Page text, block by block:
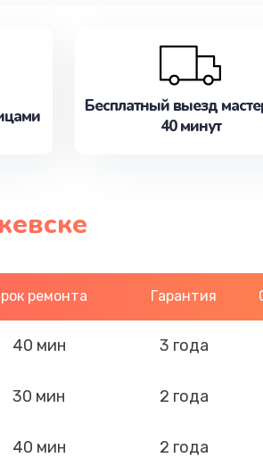
Бесплатный выезд
40 минут
ремонта Гарантия
40 мин 3 года
30 мин 2 года
40 мин 2 года